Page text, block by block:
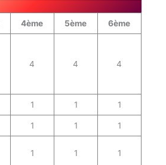
4ème 5ème 6ème
4 4 4
1 1 1
1 1 1
1 1 1